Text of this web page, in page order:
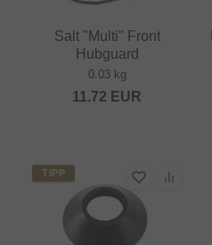
Salt "Multi" Front
Hubguard
0.03 kg
11.72 EUR
TIPP